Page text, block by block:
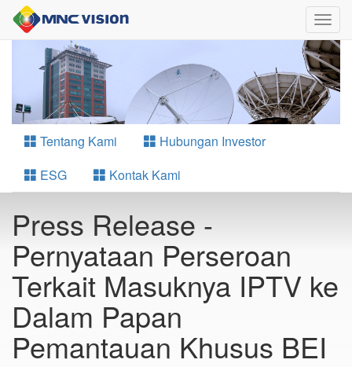
Tentang Kami
Hubungan Investor
ESG
Kontak Kami
Press Release -
Pernyataan Perseroan
Terkait Masuknya IPTV ke
Dalam Papan
Pemantauan Khusus BEI